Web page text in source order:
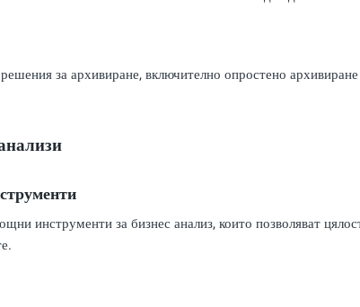
за архивиране, включително опростено
инструменти за бизнес анализ, които позволяват